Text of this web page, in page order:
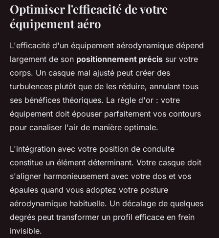
Optimiser l'efficacité de votre
équipement aéro
L'efficacité d'un équipement aérodynamique dépend
largement de son positionnement précis sur votre
corps. Un casque mal ajusté peut créer des
turbulences plutôt que de les réduire, annulant tous
ses bénéfices théoriques. La règle d'or : votre
équipement doit épouser parfaitement vos contours
pour canaliser l'air de manière optimale.
L'intégration avec votre position de conduite
constitue un élément déterminant. Votre casque doit
s'aligner harmonieusement avec votre dos et vos
épaules quand vous adoptez votre posture
aérodynamique habituelle. Un décalage de quelques
degrés peut transformer un profil efficace en frein
invisible.